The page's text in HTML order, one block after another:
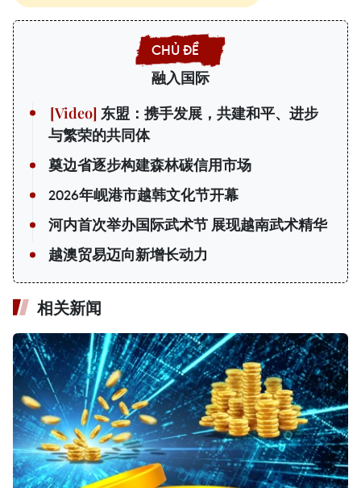
融入国际
东盟：携手发展，共建和平、进步
与繁荣的共同体
奠边省逐步构建森林碳信用市场
2026年岘港市越韩文化节开幕
河内首次举办国际武术节 展现越南武术精华
越澳贸易迈向新增长动力
相关新闻